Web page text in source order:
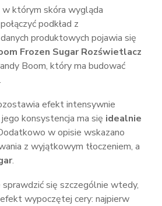
w którym skóra wygląda
podkład z
produktowych pojawia się
Frozen Sugar Rozświetlacz
Boom, który ma budować
.
efekt intensywnie
konsystencja ma się idealnie
w opisie wskazano
z wyjątkowym tłoczeniem, a
.
sprawdzić się szczególnie wtedy,
wypoczętej cery: najpierw